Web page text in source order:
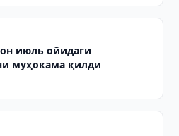
июль ойидаги
муҳокама қилди